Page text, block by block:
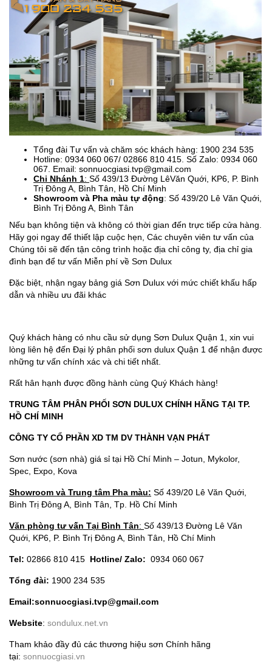
Tổng đài Tư vấn và chăm sóc khách hàng: 1900 234 535
Hotline: 0934 060 067/ 02866 810 415. Số Zalo: 0934 060
067. Email: sonnuocgiasi.tvp@gmail.com
Chi Nhánh 1: Số 439/13 Đường LêVăn Quới, KP6, P. Bình
Trị Đông A, Bình Tân, Hồ Chí Minh
Showroom và Pha màu tự động: Số 439/20 Lê Văn Quới,
Bình Trị Đông A, Bình Tân
Nếu bạn không tiện và không có thời gian đến trực tiếp cửa hàng.
Hãy gọi ngay để thiết lập cuộc hẹn, Các chuyên viên tư vấn của
Chúng tôi sẽ đến tận công trình hoặc địa chỉ công ty, địa chỉ gia
đình bạn để tư vấn Miễn phí về Sơn Dulux
Đặc biệt, nhận ngay bảng giá Sơn Dulux với mức chiết khấu hấp
dẫn và nhiều ưu đãi khác
Quý khách hàng có nhu cầu sử dụng Sơn Dulux Quận 1, xin vui
lòng liên hệ đến Đại lý phân phối sơn dulux Quận 1 để nhận được
những tư vấn chính xác và chi tiết nhất.
Rất hân hạnh được đồng hành cùng Quý Khách hàng!
TRUNG TÂM PHÂN PHỐI SƠN DULUX CHÍNH HÃNG TẠI TP.
HỒ CHÍ MINH
CÔNG TY CỔ PHẦN XD TM DV THÀNH VẠN PHÁT
Sơn nước (sơn nhà) giá sỉ tại Hồ Chí Minh – Jotun, Mykolor,
Spec, Expo, Kova
Showroom và Trung tâm Pha màu: Số 439/20 Lê Văn Quới,
Bình Trị Đông A, Bình Tân, Tp. Hồ Chí Minh
Văn phòng tư vấn Tại Bình Tân: Số 439/13 Đường Lê Văn
Quới, KP6, P. Bình Trị Đông A, Bình Tân, Hồ Chí Minh
Tel: 02866 810 415 Hotline/ Zalo: 0934 060 067
Tổng đài: 1900 234 535
Email:sonnuocgiasi.tvp@gmail.com
Website: sondulux.net.vn
Tham khảo đầy đủ các thương hiệu sơn Chính hãng
tại: sonnuocgiasi.vn